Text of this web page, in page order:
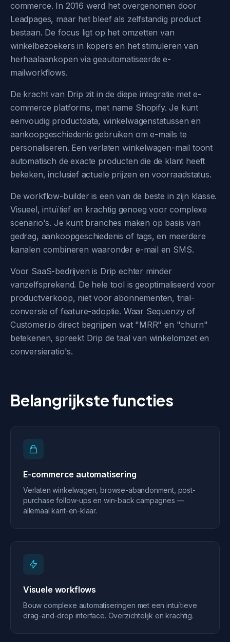
commerce. In 2016 werd het overgenomen door
Leadpages, maar het bleef als zelfstandig product
bestaan. De focus ligt op het omzetten van
winkelbezoekers in kopers en het stimuleren van
herhaalaankopen via geautomatiseerde e-
mailworkflows.
De kracht van Drip zit in de diepe integratie met e-
commerce platforms, met name Shopify. Je kunt
eenvoudig productdata, winkelwagenstatussen en
aankoopgeschiedenis gebruiken om e-mails te
personaliseren. Een verlaten winkelwagen-mail toont
automatisch de exacte producten die de klant heeft
bekeken, inclusief actuele prijzen en voorraadstatus.
De workflow-builder is een van de beste in zijn klasse.
Visueel, intuïtief en krachtig genoeg voor complexe
scenario's. Je kunt branches maken op basis van
gedrag, aankoopgeschiedenis of tags, en meerdere
kanalen combineren waaronder e-mail en SMS.
Voor SaaS-bedrijven is Drip echter minder
vanzelfsprekend. De hele tool is geoptimaliseerd voor
productverkoop, niet voor abonnementen, trial-
conversie of feature-adoptie. Waar Sequenzy of
Customer.io direct begrijpen wat "MRR" en "churn"
betekenen, spreekt Drip de taal van winkelomzet en
conversieratio's.
Belangrijkste functies
E-commerce automatisering
Verlaten winkelwagen, browse-abandonment, post-
purchase follow-ups en win-back campagnes —
allemaal kant-en-klaar.
Visuele workflows
Bouw complexe automatiseringen met een intuïtieve
drag-and-drop interface. Overzichtelijk en krachtig.